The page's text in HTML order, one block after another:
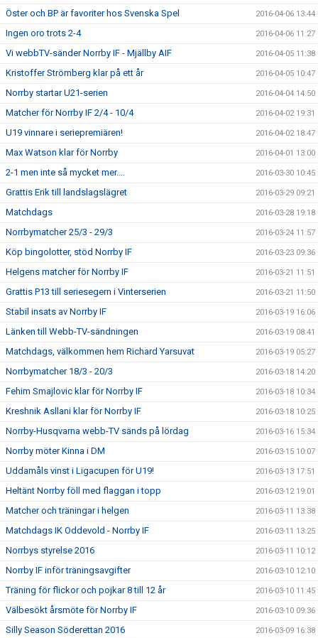
Öster och BP är favoriter hos Svenska Spel 2016-04-06 13:44
Ingen oro trots 2-4 2016-04-06 11:27
Vi webbTV-sänder Norrby IF - Mjällby AIF 2016-04-05 11:38
Kristoffer Strömberg klar på ett år 2016-04-05 10:47
Norrby startar U21-serien 2016-04-04 14:50
Matcher för Norrby IF 2/4 - 10/4 2016-04-02 19:31
U19 vinnare i seriepremiären! 2016-04-02 18:47
Max Watson klar för Norrby 2016-04-01 13:00
2-1 men inte så mycket mer.... 2016-03-30 10:45
Grattis Erik till landslagslägret 2016-03-29 09:21
Matchdags 2016-03-28 19:18
Norrbymatcher 25/3 - 29/3 2016-03-24 11:57
Köp bingolotter, stöd Norrby IF 2016-03-23 09:36
Helgens matcher för Norrby IF 2016-03-21 11:51
Grattis P13 till seriesegern i Vinterserien 2016-03-21 11:50
Stabil insats av Norrby IF 2016-03-19 16:06
Länken till Webb-TV-sändningen 2016-03-19 08:41
Matchdags, välkommen hem Richard Yarsuvat 2016-03-19 05:27
Norrbymatcher 18/3 - 20/3 2016-03-18 14:20
Fehim Smajlovic klar för Norrby IF 2016-03-18 10:34
Kreshnik Asllani klar för Norrby IF 2016-03-18 10:25
Norrby-Husqvarna webb-TV sänds på lördag 2016-03-16 15:34
Norrby möter Kinna i DM 2016-03-15 10:07
Uddamåls vinst i Ligacupen för U19! 2016-03-13 17:51
Heltänt Norrby föll med flaggan i topp 2016-03-12 19:01
Matcher och träningar i helgen 2016-03-11 13:38
Matchdags IK Oddevold - Norrby IF 2016-03-11 13:25
Norrbys styrelse 2016 2016-03-11 10:12
Norrby IF inför träningsavgifter 2016-03-10 12:10
Träning för flickor och pojkar 8 till 12 år 2016-03-10 11:45
Välbesökt årsmöte för Norrby IF 2016-03-10 09:36
Silly Season Söderettan 2016 2016-03-09 16:38